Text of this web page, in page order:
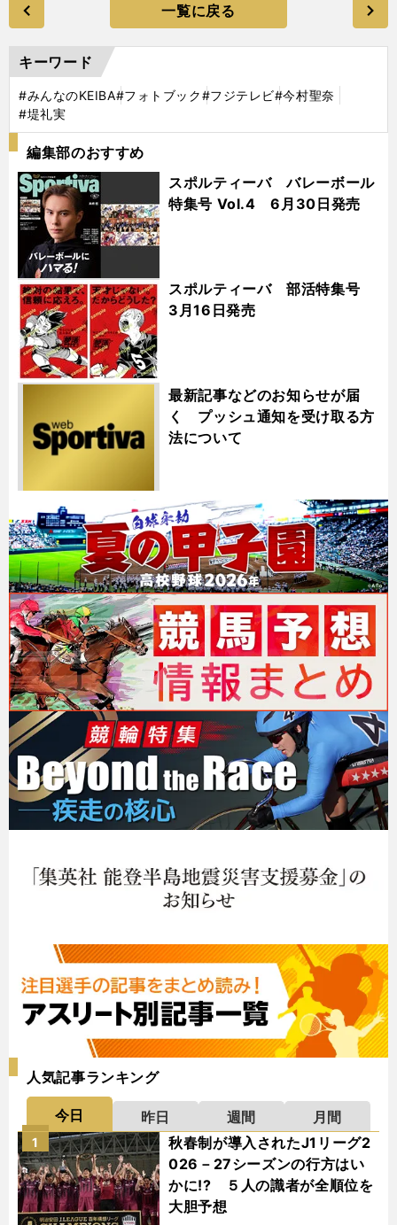
一覧に戻る
キーワード
#みんなのKEIBA#フォトブック#フジテレビ#今村聖奈
#堤礼実
編集部のおすすめ
スポルティーバ バレーボール
特集号 Vol.4 6月30日発売
スポルティーバ 部活特集号
3月16日発売
最新記事などのお知らせが届
く プッシュ通知を受け取る方
法について
人気記事ランキング
今日 昨日 週間
月間
秋春制が導入されたJ1リーグ2
026－27シーズンの行方はい
かに!? ５人の識者が全順位を
大胆予想
1